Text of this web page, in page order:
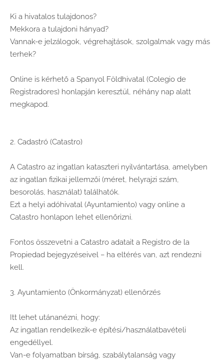
Ki a hivatalos tulajdonos?
Mekkora a tulajdoni hányad?
Vannak-e jelzálogok, végrehajtások, szolgalmak vagy más
terhek?
Online is kérhető a Spanyol Földhivatal (Colegio de
Registradores) honlapján keresztül, néhány nap alatt
megkapod.
2. Cadastró (Catastro)
A Catastro az ingatlan kataszteri nyilvántartása, amelyben
az ingatlan fizikai jellemzői (méret, helyrajzi szám,
besorolás, használat) találhatók.
Ezt a helyi adóhivatal (Ayuntamiento) vagy online a
Catastro honlapon lehet ellenőrizni.
Fontos összevetni a Catastro adatait a Registro de la
Propiedad bejegyzéseivel – ha eltérés van, azt rendezni
kell.
3. Ayuntamiento (Önkormányzat) ellenőrzés
Itt lehet utánanézni, hogy:
Az ingatlan rendelkezik-e építési/használatbavételi
engedéllyel.
Van-e folyamatban bírság, szabálytalanság vagy